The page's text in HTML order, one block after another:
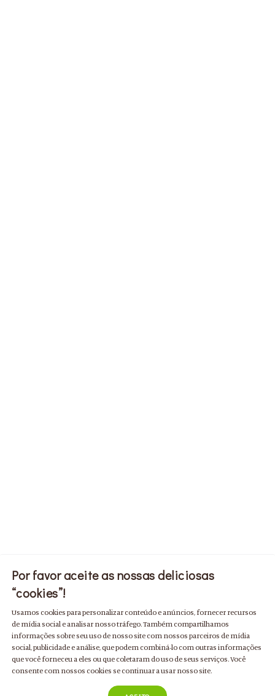
Por favor aceite as nossas deliciosas
“cookies”!
Usamos cookies para personalizar conteúdo e anúncios, fornecer recursos
de mídia social e analisar nosso tráfego. Também compartilhamos
informações sobre seu uso de nosso site com nossos parceiros de mídia
social, publicidade e análise, que podem combiná-lo com outras informações
que você forneceu a eles ou que coletaram do uso de seus serviços. Você
consente com nossos cookies se continuar a usar nosso site.